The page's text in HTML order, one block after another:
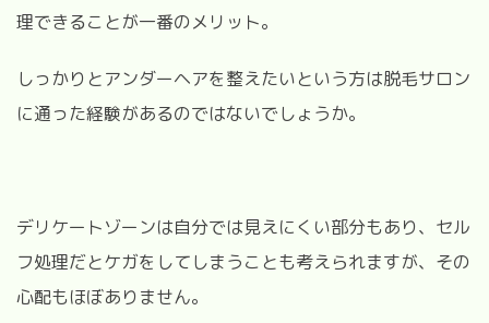
理できることが一番のメリット。
しっかりとアンダーヘアを整えたいという方は脱毛サロン
に通った経験があるのではないでしょうか。
デリケートゾーンは自分では見えにくい部分もあり、セル
フ処理だとケガをしてしまうことも考えられますが、その
心配もほぼありません。